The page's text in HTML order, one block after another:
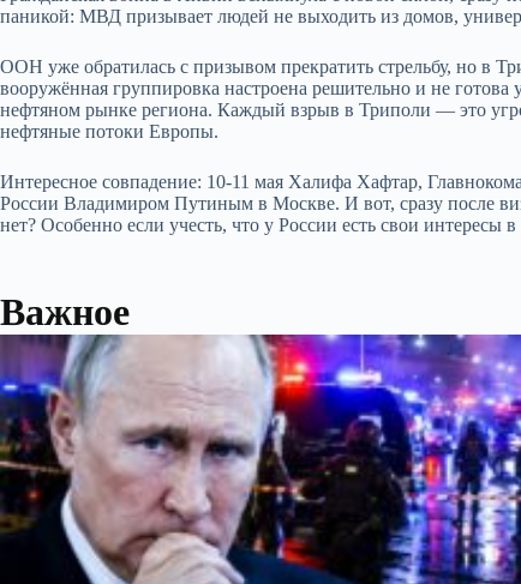
паникой: МВД призывает людей не выходить из домов,
ООН уже обратилась с призывом прекратить стрельбу, но в
вооружённая группировка настроена решительно и не
нефтяном рынке региона. Каждый взрыв в Триполи — это
нефтяные потоки Европы.
Интересное совпадение: 10-11 мая Халифа Хафтар,
России Владимиром Путиным в Москве. И вот, сразу после
нет? Особенно если учесть, что у России есть свои интересы
Важное